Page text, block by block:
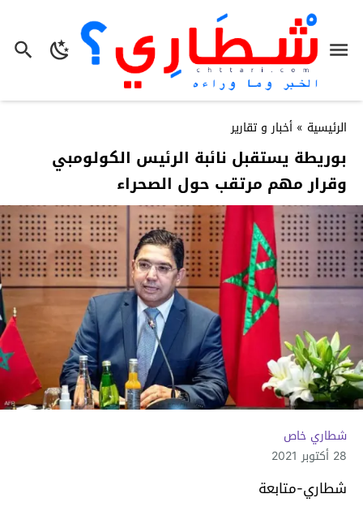
الرئيسية » أخبار و تقارير
بوريطة يستقبل نائبة الرئيس الكولومبي
وقرار مهم مرتقب حول الصحراء
شطاري خاص
28 أكتوبر 2021
شطاري-متابعة